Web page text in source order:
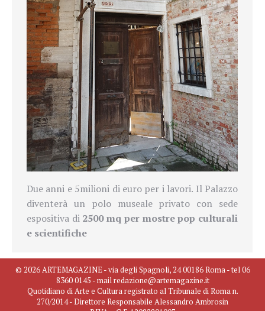
Due anni e 5milioni di euro per i lavori. Il Palazzo
diventerà un polo museale privato con sede
espositiva di 2500 mq per mostre pop culturali
e scientifiche
© 2026 ARTEMAGAZINE - via degli Spagnoli, 24 00186 Roma - tel 06
8360 0145 - mail redazione@artemagazine.it
Quotidiano di Arte e Cultura registrato al Tribunale di Roma n.
270/2014 - Direttore Responsabile Alessandro Ambrosin